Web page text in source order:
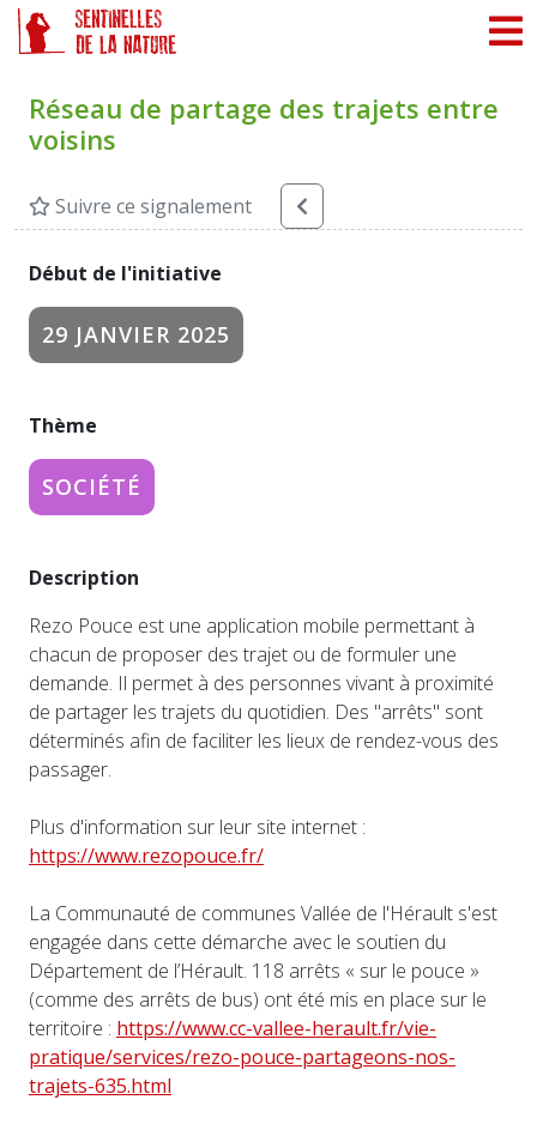
Réseau de partage des trajets entre
voisins
Suivre ce signalement
Début de l'initiative
29 JANVIER 2025
Thème
SOCIÉTÉ
Description
Rezo Pouce est une application mobile permettant à
chacun de proposer des trajet ou de formuler une
demande. Il permet à des personnes vivant à proximité
de partager les trajets du quotidien. Des "arrêts" sont
déterminés afin de faciliter les lieux de rendez-vous des
passager.
Plus d'information sur leur site internet :
https://www.rezopouce.fr/
La Communauté de communes Vallée de l'Hérault s'est
engagée dans cette démarche avec le soutien du
Département de l’Hérault. 118 arrêts « sur le pouce »
(comme des arrêts de bus) ont été mis en place sur le
territoire : https://www.cc-vallee-herault.fr/vie-
pratique/services/rezo-pouce-partageons-nos-
trajets-635.html
Panneau de gestion des cookies